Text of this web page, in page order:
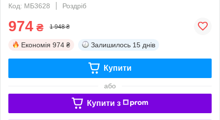
Код: МБ3628
Роздріб
974 ₴ 1 948 ₴
Економія 974 ₴ Залишилось 15 днів
Купити
або
Купити з